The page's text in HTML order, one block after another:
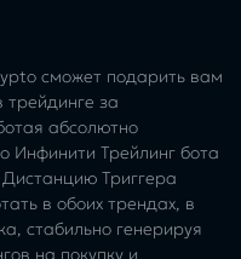
сможет подарить вам
трейдинге за
абсолютно
Инфинити Трейлинг бота
Триггера
в обоих трендах, в
стабильно генерируя